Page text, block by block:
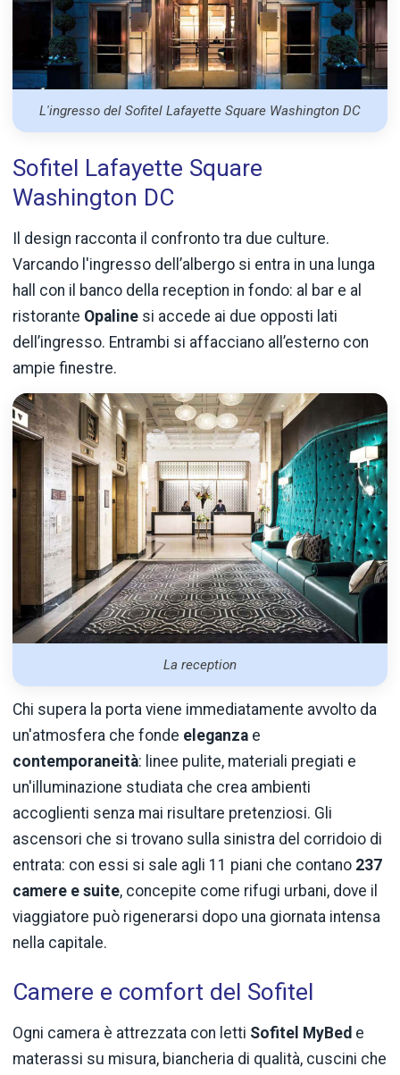
L'ingresso del Sofitel Lafayette Square Washington DC
Sofitel Lafayette Square
Washington DC
Il design racconta il confronto tra due culture.
Varcando l'ingresso dell’albergo si entra in una lunga
hall con il banco della reception in fondo: al bar e al
ristorante Opaline si accede ai due opposti lati
dell’ingresso. Entrambi si affacciano all’esterno con
ampie finestre.
La reception
Chi supera la porta viene immediatamente avvolto da
un'atmosfera che fonde eleganza e
contemporaneità: linee pulite, materiali pregiati e
un'illuminazione studiata che crea ambienti
accoglienti senza mai risultare pretenziosi. Gli
ascensori che si trovano sulla sinistra del corridoio di
entrata: con essi si sale agli 11 piani che contano 237
camere e suite, concepite come rifugi urbani, dove il
viaggiatore può rigenerarsi dopo una giornata intensa
nella capitale.
Camere e comfort del Sofitel
Ogni camera è attrezzata con letti Sofitel MyBed e
materassi su misura, biancheria di qualità, cuscini che